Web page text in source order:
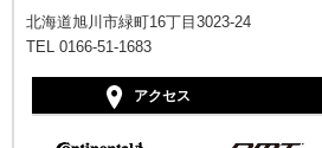
北海道旭川市緑町16丁目3023-24
TEL 0166-51-1683
アクセス